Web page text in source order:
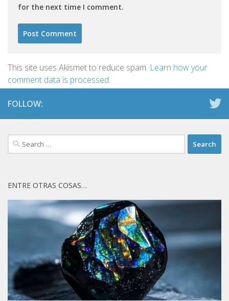
for the next time I comment.
This site uses Akismet to reduce spam. Learn how your
comment data is processed.
FOLLOW:
Search
for:
ENTRE OTRAS COSAS…